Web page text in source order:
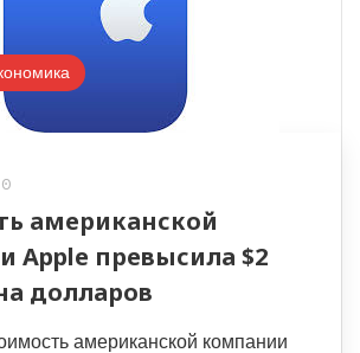
американской
Apple превысила $2
долларов
американской компании